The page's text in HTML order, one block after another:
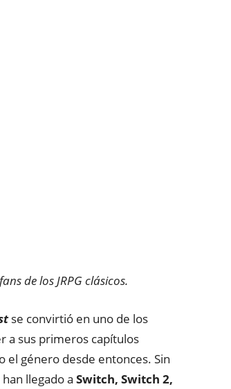
de los JRPG clásicos.
se convirtió en uno de los
a sus primeros capítulos
el género desde entonces. Sin
llegado a Switch, Switch 2,